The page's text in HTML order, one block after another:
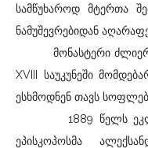
სამწუხაროდ მტერთა
ნამუშევრებიდან
მონასტერი ძლიერ
XVIII საუკუნეში
ესხმოდნენ თავს
1889 წელს
ეპისკოპოსმა